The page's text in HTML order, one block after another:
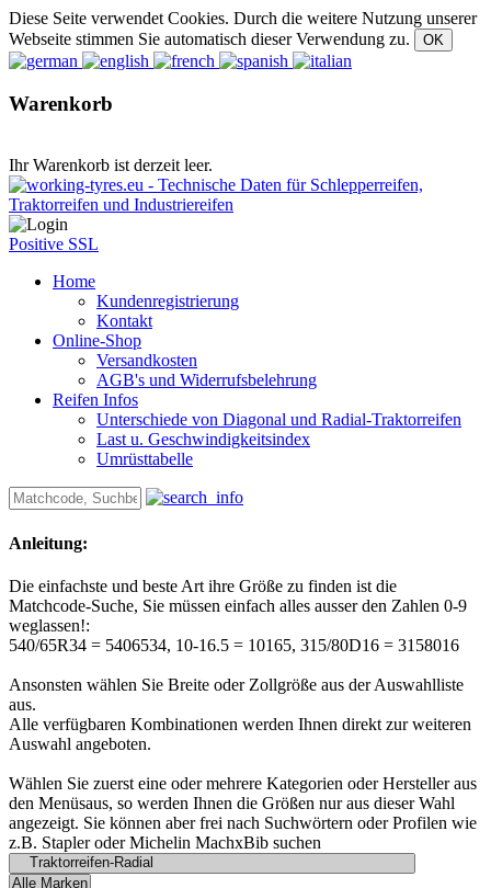
Diese Seite verwendet Cookies. Durch die weitere Nutzung unserer
Webseite stimmen Sie automatisch dieser Verwendung zu.
Warenkorb
Ihr Warenkorb ist derzeit leer.
Positive SSL
Home
Kundenregistrierung
Kontakt
Online-Shop
Versandkosten
AGB's und Widerrufsbelehrung
Reifen Infos
Unterschiede von Diagonal und Radial-Traktorreifen
Last u. Geschwindigkeitsindex
Umrüsttabelle
Anleitung:
Die einfachste und beste Art ihre Größe zu finden ist die
Matchcode-Suche, Sie müssen einfach alles ausser den Zahlen 0-9
weglassen!:
540/65R34 = 5406534, 10-16.5 = 10165, 315/80D16 = 3158016
Ansonsten wählen Sie Breite oder Zollgröße aus der Auswahlliste
aus.
Alle verfügbaren Kombinationen werden Ihnen direkt zur weiteren
Auswahl angeboten.
Wählen Sie zuerst eine oder mehrere Kategorien oder Hersteller aus
den Menüsaus, so werden Ihnen die Größen nur aus dieser Wahl
angezeigt. Sie können aber frei nach Suchwörtern oder Profilen wie
z.B. Stapler oder Michelin MachxBib suchen